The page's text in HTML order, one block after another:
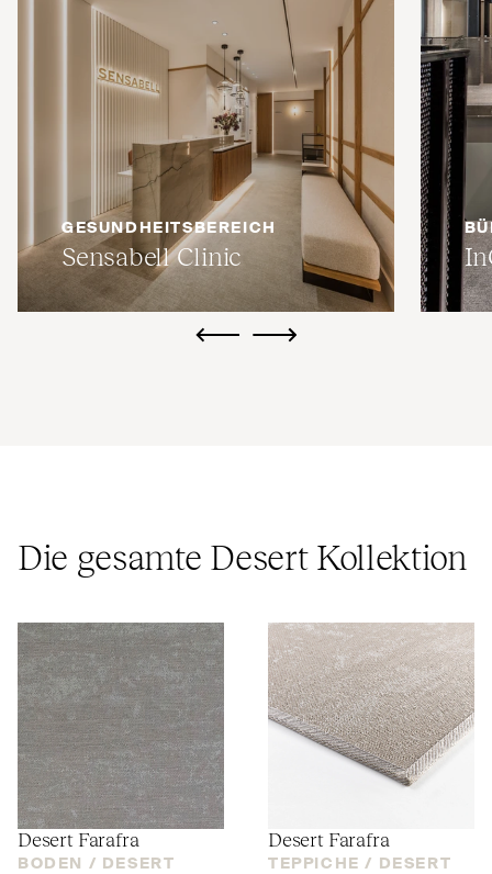
GESUNDHEITSBEREICH
Sensabell Clinic
ui.previousui.next
Die gesamte Desert Kollektion
Desert Farafra
BODEN / DESERT
Desert Farafra
TEPPICHE / DESERT